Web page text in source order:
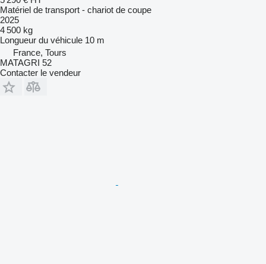
Matériel de transport - chariot de coupe
2025
4 500 kg
Longueur du véhicule 10 m
France, Tours
MATAGRI 52
Contacter le vendeur